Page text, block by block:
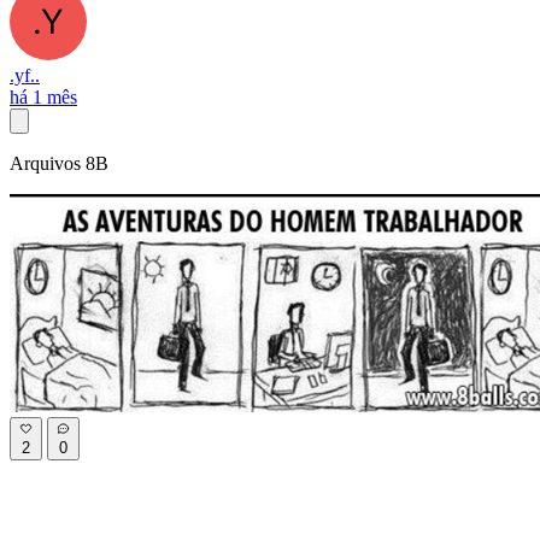
.yf..
há 1 mês
Arquivos 8B
2 0